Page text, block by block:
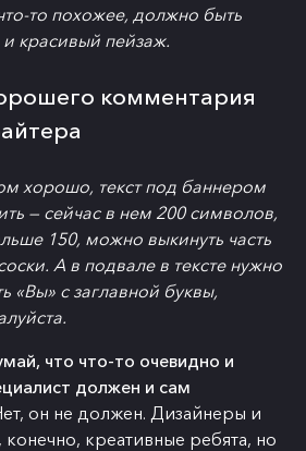
то похожее, должно быть
красивый пейзаж.
комментария
хорошо, текст под баннером
— сейчас в нем 200 символов,
150, можно выкинуть часть
А в подвале в тексте нужно
«Вы» с заглавной буквы,
что что-то очевидно и
должен и сам
он не должен. Дизайнеры и
креативные ребята, но